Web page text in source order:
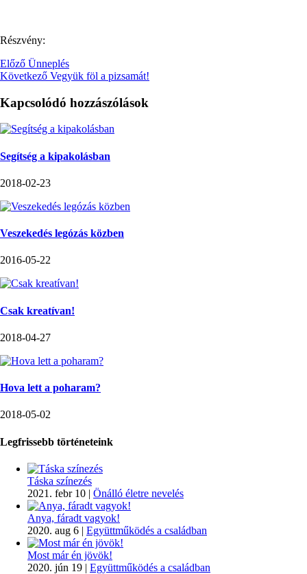
Részvény:
Előző Ünneplés
Következő Vegyük föl a pizsamát!
Kapcsolódó hozzászólások
Segítség a kipakolásban
2018-02-23
Veszekedés legózás közben
2016-05-22
Csak kreatívan!
2018-04-27
Hova lett a poharam?
2018-05-02
Legfrissebb történeteink
Táska színezés
2021. febr 10 | Önálló életre nevelés
Anya, fáradt vagyok!
2020. aug 6 | Együttműködés a családban
Most már én jövök!
2020. jún 19 | Együttműködés a családban